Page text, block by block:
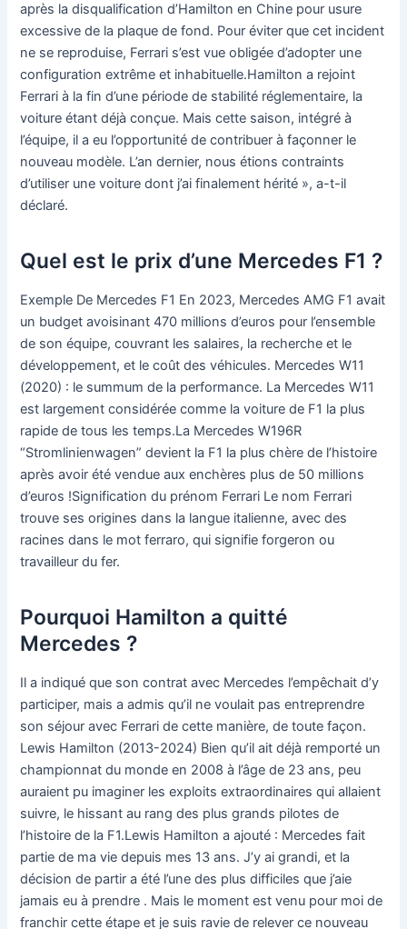
après la disqualification d’Hamilton en Chine pour usure
excessive de la plaque de fond. Pour éviter que cet incident
ne se reproduise, Ferrari s’est vue obligée d’adopter une
configuration extrême et inhabituelle.Hamilton a rejoint
Ferrari à la fin d’une période de stabilité réglementaire, la
voiture étant déjà conçue. Mais cette saison, intégré à
l’équipe, il a eu l’opportunité de contribuer à façonner le
nouveau modèle. L’an dernier, nous étions contraints
d’utiliser une voiture dont j’ai finalement hérité », a-t-il
déclaré.
Quel est le prix d’une Mercedes F1 ?
Exemple De Mercedes F1 En 2023, Mercedes AMG F1 avait
un budget avoisinant 470 millions d’euros pour l’ensemble
de son équipe, couvrant les salaires, la recherche et le
développement, et le coût des véhicules. Mercedes W11
(2020) : le summum de la performance. La Mercedes W11
est largement considérée comme la voiture de F1 la plus
rapide de tous les temps.La Mercedes W196R
“Stromlinienwagen” devient la F1 la plus chère de l’histoire
après avoir été vendue aux enchères plus de 50 millions
d’euros !Signification du prénom Ferrari Le nom Ferrari
trouve ses origines dans la langue italienne, avec des
racines dans le mot ferraro, qui signifie forgeron ou
travailleur du fer.
Pourquoi Hamilton a quitté
Mercedes ?
Il a indiqué que son contrat avec Mercedes l’empêchait d’y
participer, mais a admis qu’il ne voulait pas entreprendre
son séjour avec Ferrari de cette manière, de toute façon.
Lewis Hamilton (2013-2024) Bien qu’il ait déjà remporté un
championnat du monde en 2008 à l’âge de 23 ans, peu
auraient pu imaginer les exploits extraordinaires qui allaient
suivre, le hissant au rang des plus grands pilotes de
l’histoire de la F1.Lewis Hamilton a ajouté : Mercedes fait
partie de ma vie depuis mes 13 ans. J’y ai grandi, et la
décision de partir a été l’une des plus difficiles que j’aie
jamais eu à prendre . Mais le moment est venu pour moi de
franchir cette étape et je suis ravie de relever ce nouveau